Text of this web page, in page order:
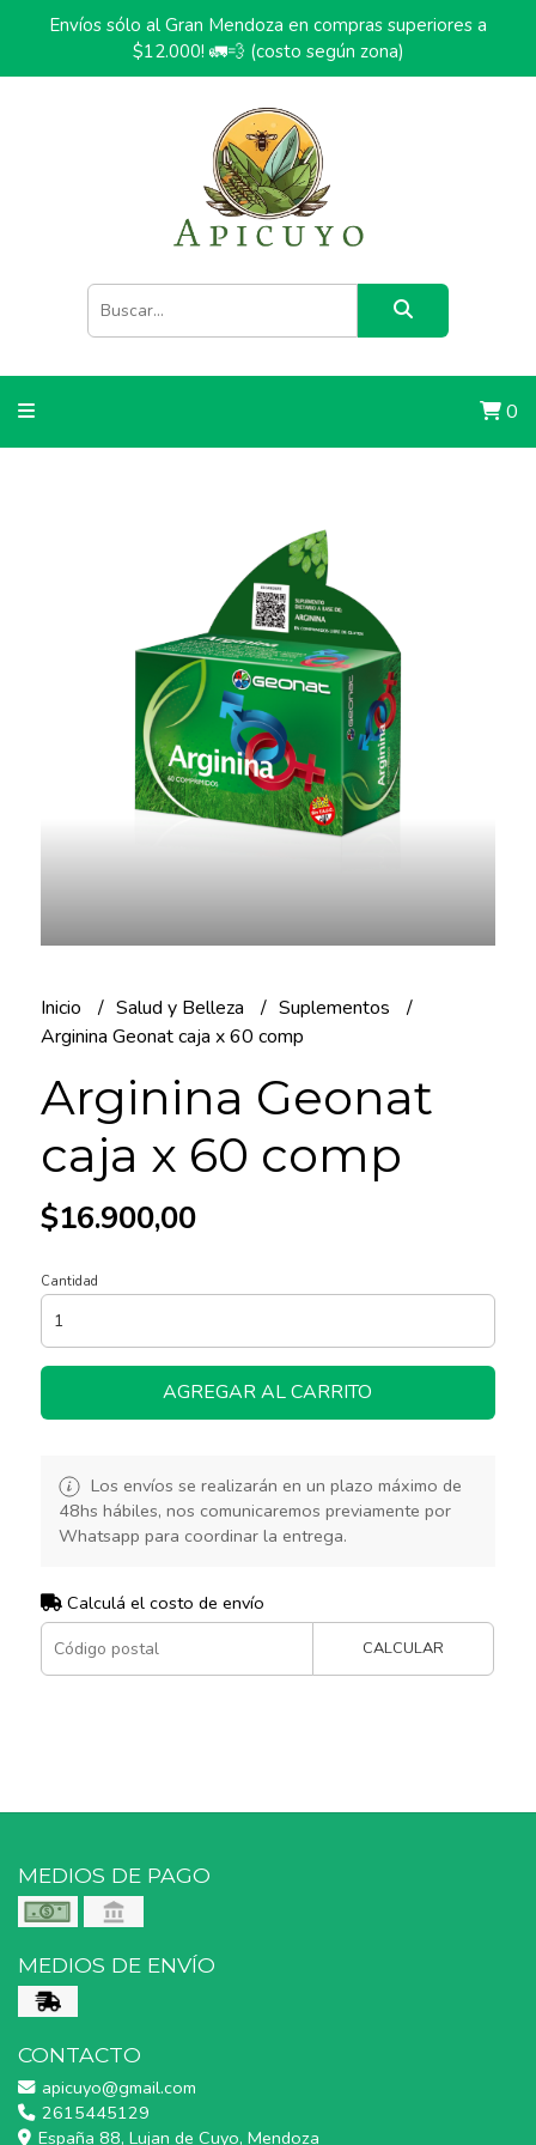
Envíos sólo al Gran Mendoza en compras superiores a
$12.000! 🚛💨 (costo según zona)
0
Inicio Salud y Belleza
Suplementos
Arginina Geonat caja x 60 comp
Arginina Geonat
caja x 60 comp
$16.900,00
Cantidad
AGREGAR AL CARRITO
Los envíos se realizarán en un plazo máximo de
48hs hábiles, nos comunicaremos previamente por
Whatsapp para coordinar la entrega.
Calculá el costo de envío
CALCULAR
MEDIOS DE PAGO
MEDIOS DE ENVÍO
CONTACTO
apicuyo@gmail.com
2615445129
España 88, Lujan de Cuyo, Mendoza